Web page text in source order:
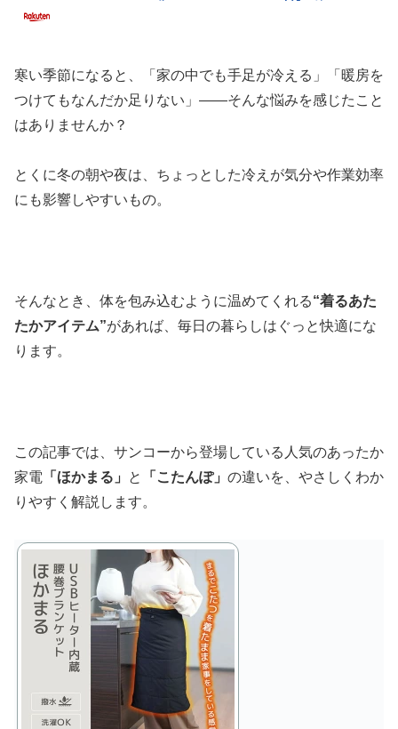
寒い季節になると、「家の中でも手足が冷える」「暖房を
つけてもなんだか足りない」——そんな悩みを感じたこと
はありませんか？
とくに冬の朝や夜は、ちょっとした冷えが気分や作業効率
にも影響しやすいもの。
そんなとき、体を包み込むように温めてくれる“着るあた
たかアイテム”があれば、毎日の暮らしはぐっと快適にな
ります。
この記事では、サンコーから登場している人気のあったか
家電 「ほかまる」 と 「こたんぽ」 の違いを、やさしくわか
りやすく解説します。